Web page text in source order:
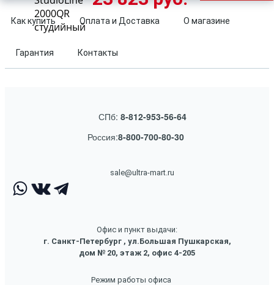
Как купить Оплата и Доставка О магазине
Гарантия Контакты
СПб: 8-812-953-56-64
Россия:8-800-700-80-30
sale@ultra-mart.ru
Офис и пункт выдачи:
г. Санкт-Петербург , ул.Большая Пушкарская,
дом № 20, этаж 2, офис 4-205
Режим работы офиса
2000QR
студийный